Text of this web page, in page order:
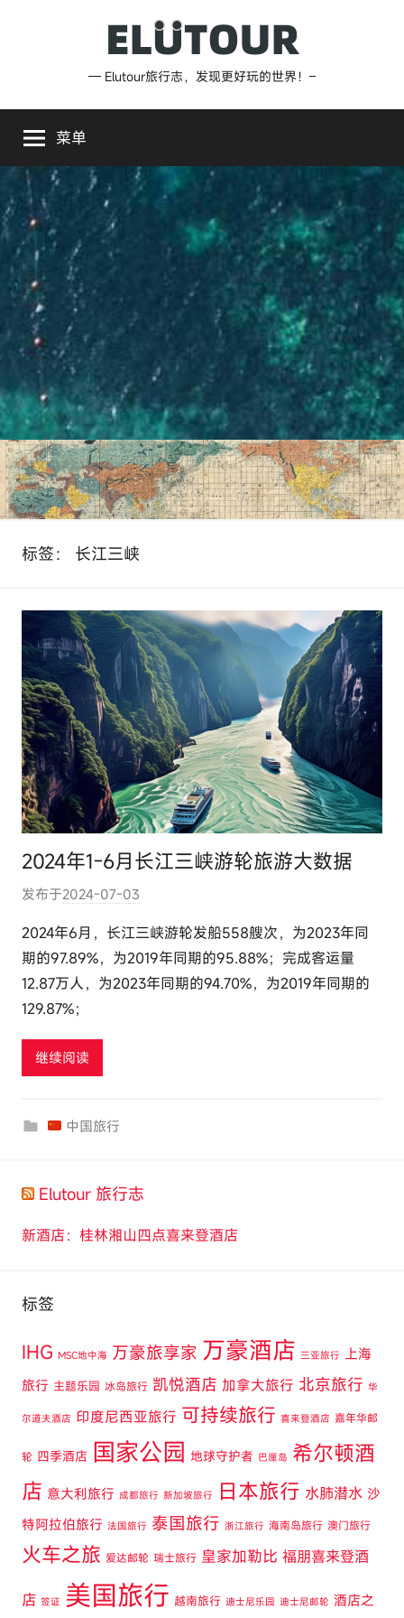
Elutour
旅
行
志
— Elutour旅行志，发现更好玩的世界！–
菜单
标签： 长江三峡
2024年1-6月长江三峡游轮旅游大数据
发布于2024-07-03
:
e
l
2024年6月，长江三峡游轮发船558艘次，为2023年同
期的97.89%，为2019年同期的95.88%；完成客运量
12.87万人，为2023年同期的94.70%，为2019年同期的
129.87%；
继续阅读
中国旅行
Elutour 旅行志
新酒店：桂林湘山四点喜来登酒店
标签
IHG MSC地中海 万豪旅享家 万豪酒店 三亚旅行 上海
旅行 主题乐园 冰岛旅行 凯悦酒店 加拿大旅行 北京旅行 华
尔道夫酒店 印度尼西亚旅行 可持续旅行 喜来登酒店 嘉年华邮
轮 四季酒店 国家公园 地球守护者 巴厘岛 希尔顿酒
店 意大利旅行 成都旅行 新加坡旅行 日本旅行 水肺潜水 沙
特阿拉伯旅行 法国旅行 泰国旅行 浙江旅行 海南岛旅行 澳门旅行
火车之旅 爱达邮轮 瑞士旅行 皇家加勒比 福朋喜来登酒
店 签证 美国旅行 越南旅行 迪士尼乐园 迪士尼邮轮 酒店之